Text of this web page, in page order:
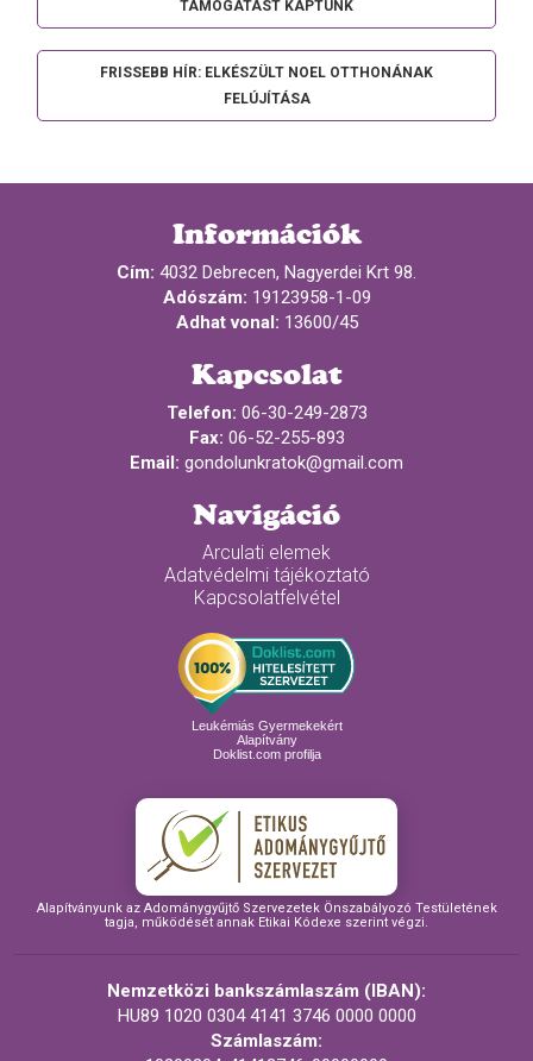
TÁMOGATÁST KAPTUNK
FRISSEBB HÍR: ELKÉSZÜLT NOEL OTTHONÁNAK
FELÚJÍTÁSA
Információk
Cím: 4032 Debrecen, Nagyerdei Krt 98.
Adószám: 19123958-1-09
Adhat vonal: 13600/45
Kapcsolat
Telefon: 06-30-249-2873
Fax: 06-52-255-893
Email: gondolunkratok@gmail.com
Navigáció
Arculati elemek
Adatvédelmi tájékoztató
Kapcsolatfelvétel
Leukémiás Gyermekekért
Alapítvány
Doklist.com profilja
Alapítványunk az Adománygyűjtő Szervezetek Önszabályozó Testületének
tagja, működését annak Etikai Kódexe szerint végzi.
Nemzetközi bankszámlaszám (IBAN):
HU89 1020 0304 4141 3746 0000 0000
Számlaszám: